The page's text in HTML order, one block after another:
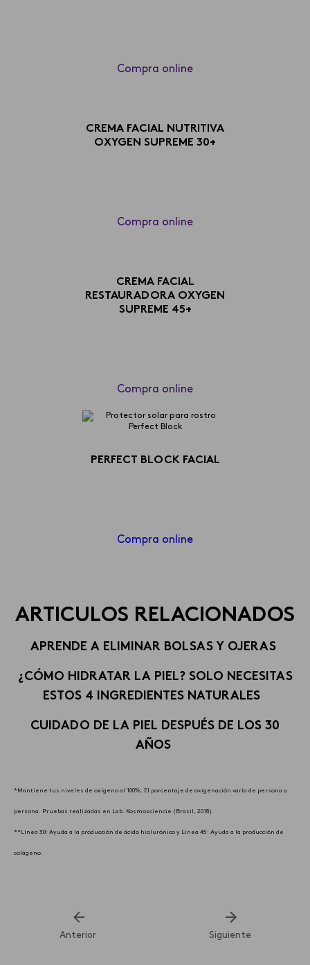
Compra online
CREMA FACIAL NUTRITIVA
OXYGEN SUPREME 30+
Compra online
CREMA FACIAL
RESTAURADORA OXYGEN
SUPREME 45+
Compra online
PERFECT BLOCK FACIAL
Compra online
ARTICULOS RELACIONADOS
APRENDE A ELIMINAR BOLSAS Y OJERAS
¿CÓMO HIDRATAR LA PIEL? SOLO NECESITAS
ESTOS 4 INGREDIENTES NATURALES
CUIDADO DE LA PIEL DESPUÉS DE LOS 30
AÑOS
*Mantiene tus niveles de oxígeno al 100%. El porcentaje de oxigenación varía de persona a
persona. Pruebas realizadas en Lab. Kosmosciencie (Brasil, 2018).
**Línea 30: Ayuda a la producción de ácido hialurónico y Línea 45: Ayuda a la producción de
colágeno.
Anterior Siguiente